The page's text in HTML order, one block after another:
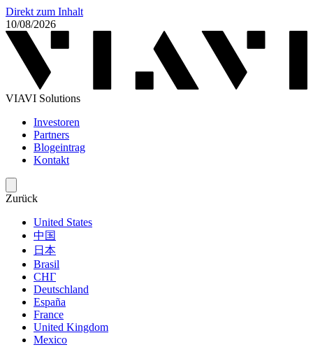
Direkt zum Inhalt
10/08/2026
VIAVI Solutions
Investoren
Partners
Blogeintrag
Kontakt
Zurück
United States
中国
日本
Brasil
СНГ
Deutschland
España
France
United Kingdom
Mexico